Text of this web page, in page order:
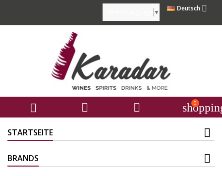
Deutsch 
▼
   0
STARTSEITE
BRANDS